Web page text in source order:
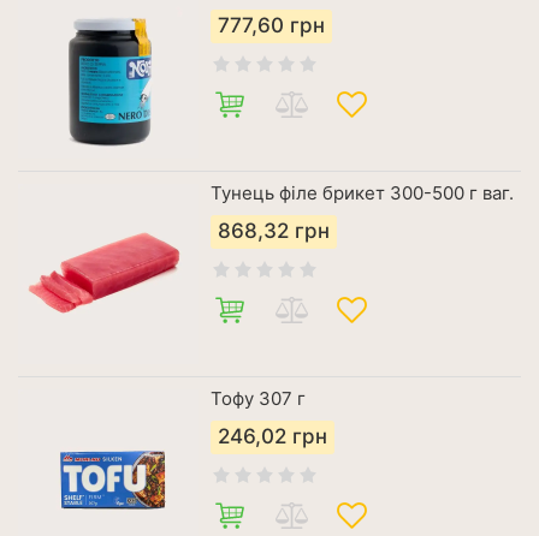
777,60 грн
Тунець філе брикет 300-500 г ваг.
868,32 грн
Тофу 307 г
246,02 грн